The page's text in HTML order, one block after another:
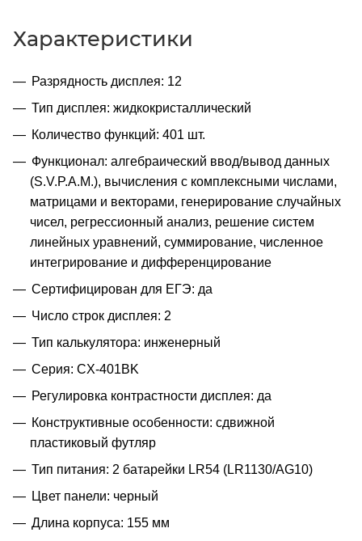
Характеристики
Разрядность дисплея: 12
Тип дисплея: жидкокристаллический
Количество функций: 401 шт.
Функционал: алгебраический ввод/вывод данных
(S.V.P.A.M.), вычисления с комплексными числами,
матрицами и векторами, генерирование случайных
чисел, регрессионный анализ, решение систем
линейных уравнений, суммирование, численное
интегрирование и дифференцирование
Сертифицирован для ЕГЭ: да
Число строк дисплея: 2
Тип калькулятора: инженерный
Серия: CX-401BK
Регулировка контрастности дисплея: да
Конструктивные особенности: сдвижной
пластиковый футляр
Тип питания: 2 батарейки LR54 (LR1130/AG10)
Цвет панели: черный
Длина корпуса: 155 мм